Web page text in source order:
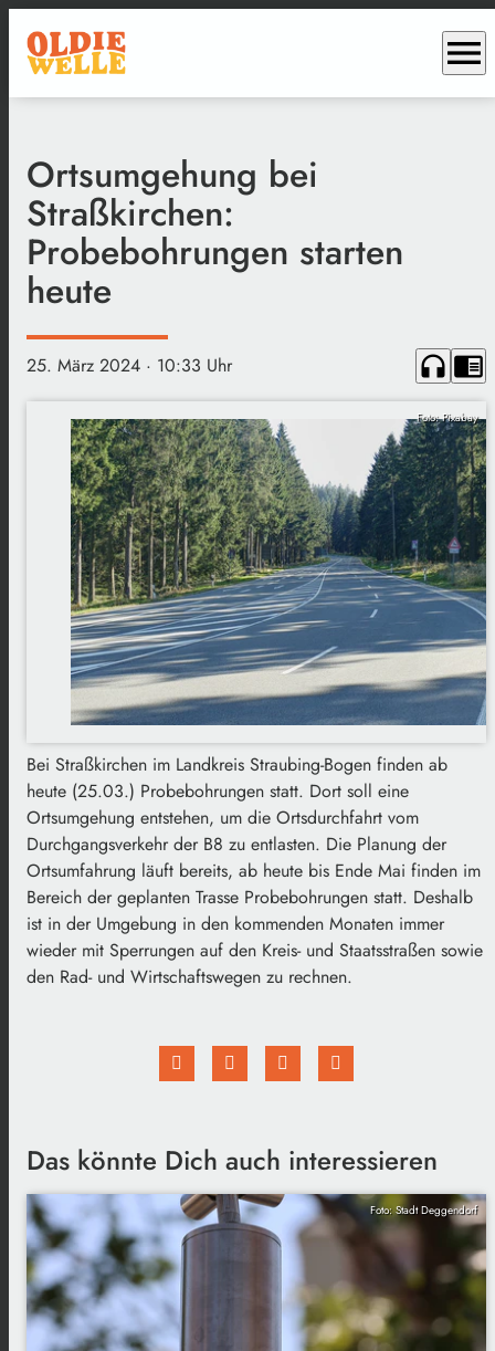
menu
Ortsumgehung bei
Straßkirchen:
Probebohrungen starten
heute
25. März 2024 · 10:33 Uhr headphones chrome_reader_mode
Foto: Pixabay
Bei Straßkirchen im Landkreis Straubing-Bogen finden ab
heute (25.03.) Probebohrungen statt. Dort soll eine
Ortsumgehung entstehen, um die Ortsdurchfahrt vom
Durchgangsverkehr der B8 zu entlasten. Die Planung der
Ortsumfahrung läuft bereits, ab heute bis Ende Mai finden im
Bereich der geplanten Trasse Probebohrungen statt. Deshalb
ist in der Umgebung in den kommenden Monaten immer
wieder mit Sperrungen auf den Kreis- und Staatsstraßen sowie
den Rad- und Wirtschaftswegen zu rechnen.
Das könnte Dich auch interessieren
Foto: Stadt Deggendorf